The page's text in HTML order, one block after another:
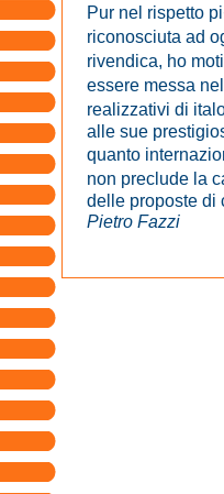
Pur nel rispetto
riconosciuta ad
rivendica, ho
essere messa
realizzativi di
alle sue
quanto
non preclude la
delle proposte di
Pietro Fazzi